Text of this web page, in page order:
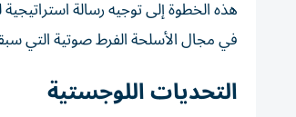
هذه الخطوة إلى توجيه رسالة
في مجال الأسلحة الفرط صوتية التي
التحديات اللوجستية